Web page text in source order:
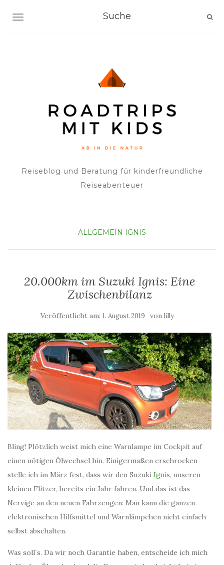
NAVIGATION EIN-/AUSSCHALTEN
Reiseblog und Beratung für kinderfreundliche
Reiseabenteuer
ALLGEMEIN IGNIS
20.000km im Suzuki Ignis: Eine
Zwischenbilanz
Veröffentlicht am: 1. August 2019 von lilly
Bling! Plötzlich weist mich eine Warnlampe im Cockpit auf
einen nötigen Ölwechsel hin. Einigermaßen erschrocken
stelle ich im März fest, dass wir den Suzuki Ignis, unseren
kleinen Flitzer, bereits ein Jahr fahren. Und das ist das
Nervige an den neuen Fahrzeugen: Man kann die ganzen
elektronischen Hilfsmittel und Warnlämpchen nicht einfach
selbst abschalten.
Was soll`s. Da wir noch Garantie haben, entscheide ich mich